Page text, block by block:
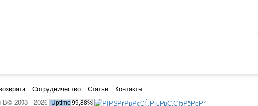
Сотрудничество Статьи Контакты
В© 2003 - 2026